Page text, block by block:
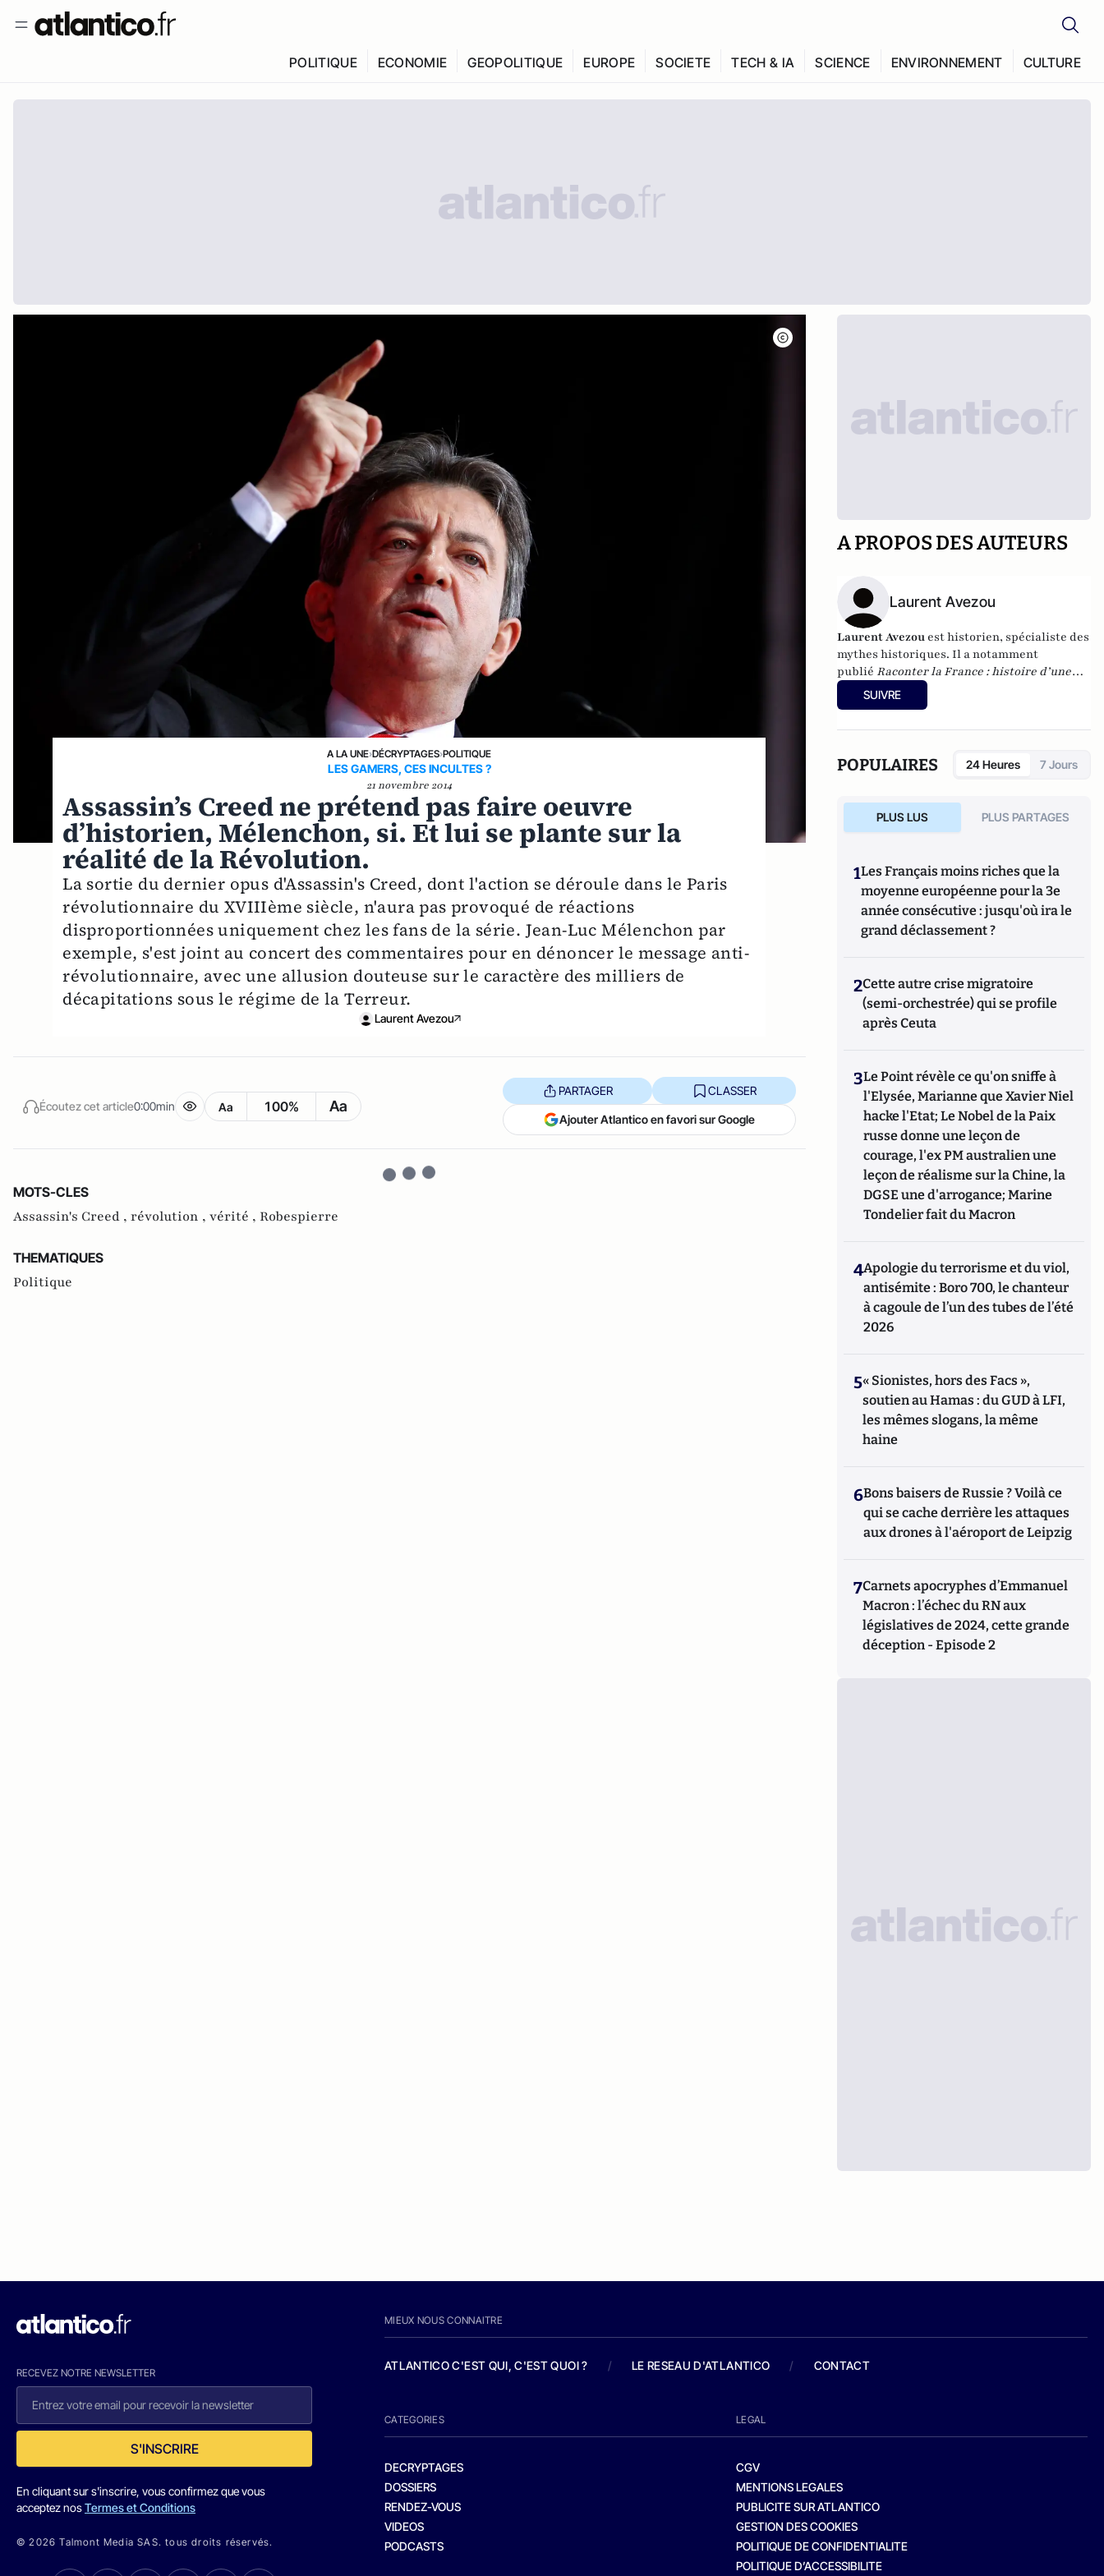
POLITIQUE ECONOMIE GEOPOLITIQUE EUROPE SOCIETE TECH & IA SCIENCE ENVIRONNEMENT CULTURE
A LA UNE›DÉCRYPTAGES›POLITIQUE
LES GAMERS, CES INCULTES ?
21 novembre 2014
Assassin’s Creed ne prétend pas faire oeuvre
d’historien, Mélenchon, si. Et lui se plante sur la
réalité de la Révolution.
La sortie du dernier opus d'Assassin's Creed, dont l'action se déroule dans le Paris
révolutionnaire du XVIIIème siècle, n'aura pas provoqué de réactions
disproportionnées uniquement chez les fans de la série. Jean-Luc Mélenchon par
exemple, s'est joint au concert des commentaires pour en dénoncer le message anti-
révolutionnaire, avec une allusion douteuse sur le caractère des milliers de
décapitations sous le régime de la Terreur.
Laurent Avezou
Écoutez cet article0:00min Aa 100% Aa
PARTAGER CLASSER
Ajouter Atlantico en favori sur Google
MOTS-CLES
Assassin's Creed , révolution , vérité , Robespierre
THEMATIQUES
Politique
A PROPOS DES AUTEURS
Laurent Avezou
Laurent Avezou est historien, spécialiste des
mythes historiques. Il a notamment
publié Raconter la France : histoire d’une
histoire(Paris, Armand Colin, 2008),
Fabrique de la gloire : héros et maudits de
mondiale (Paris, Larousse, 2024).
SUIVRE
POPULAIRES 24 Heures 7 Jours
PLUS LUS PLUS PARTAGES
1Les Français moins riches que la
moyenne européenne pour la 3e
année consécutive : jusqu'où ira le
grand déclassement ?
2Cette autre crise migratoire
(semi-orchestrée) qui se profile
après Ceuta
3Le Point révèle ce qu'on sniffe à
l'Elysée, Marianne que Xavier Niel
hacke l'Etat; Le Nobel de la Paix
russe donne une leçon de
courage, l'ex PM australien une
leçon de réalisme sur la Chine, la
DGSE une d'arrogance; Marine
Tondelier fait du Macron
4Apologie du terrorisme et du viol,
antisémite : Boro 700, le chanteur
à cagoule de l’un des tubes de l’été
2026
5« Sionistes, hors des Facs »,
soutien au Hamas : du GUD à LFI,
les mêmes slogans, la même
haine
6Bons baisers de Russie ? Voilà ce
qui se cache derrière les attaques
aux drones à l'aéroport de Leipzig
7Carnets apocryphes d’Emmanuel
Macron : l’échec du RN aux
législatives de 2024, cette grande
déception - Episode 2
RECEVEZ NOTRE NEWSLETTER
S'INSCRIRE
En cliquant sur s'inscrire, vous confirmez que vous
acceptez nosTermes et Conditions
© 2026 Talmont Media SAS. tous droits réservés.
MIEUX NOUS CONNAITRE
ATLANTICO C'EST QUI, C'EST QUOI ? / LE RESEAU D'ATLANTICO / CONTACT
CATEGORIES
DECRYPTAGES
DOSSIERS
RENDEZ-VOUS
VIDEOS
PODCASTS
LEGAL
CGV
MENTIONS LEGALES
PUBLICITE SUR ATLANTICO
GESTION DES COOKIES
POLITIQUE DE CONFIDENTIALITE
POLITIQUE D’ACCESSIBILITE